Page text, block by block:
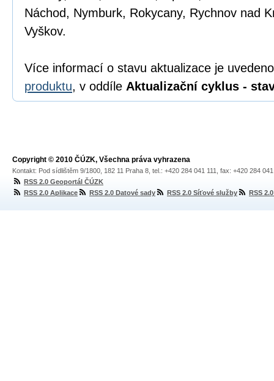
Náchod, Nymburk, Rokycany, Rychnov nad
Vyškov.
Více informací o stavu aktualizace je
produktu, v oddíle Aktualizační cyklus -
Copyright © 2010 ČÚZK, Všechna práva vyhrazena
Kontakt: Pod sídlištěm 9/1800, 182 11 Praha 8, tel.: +420 284 041 111, fax: +420 284
RSS 2.0 Geoportál ČÚZK
RSS 2.0 Aplikace
RSS 2.0 Datové sady RSS 2.0 Síťové služby RSS